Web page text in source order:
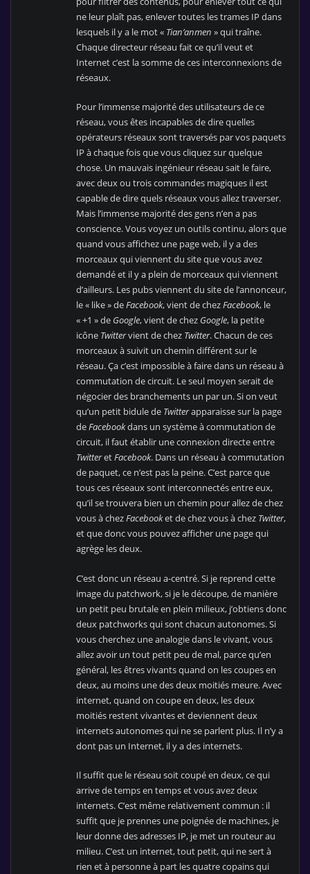
ne leur plaît pas, enlever toutes les trames IP dans
lesquels il y a le mot « Tian’anmen » qui traîne.
Chaque directeur réseau fait ce qu’il veut et
Internet c’est la somme de ces interconnexions de
réseaux.
Pour l’immense majorité des utilisateurs de ce
réseau, vous êtes incapables de dire quelles
opérateurs réseaux sont traversés par vos paquets
IP à chaque fois que vous cliquez sur quelque
chose. Un mauvais ingénieur réseau sait le faire,
avec deux ou trois commandes magiques il est
capable de dire quels réseaux vous allez traverser.
Mais l’immense majorité des gens n’en a pas
conscience. Vous voyez un outils continu, alors que
quand vous affichez une page web, il y a des
morceaux qui viennent du site que vous avez
demandé et il y a plein de morceaux qui viennent
d’ailleurs. Les pubs viennent du site de l’annonceur,
le « like » deFacebook, vient de chezFacebook, le
« +1 » de Google, vient de chez Google, la petite
icône Twittervient de chez Twitter. Chacun de ces
morceaux à suivit un chemin différent sur le
réseau. Ça c’est impossible à faire dans un réseau à
commutation de circuit. Le seul moyen serait de
négocier des branchements un par un. Si on veut
qu’un petit bidule de Twitterapparaisse sur la page
deFacebookdans un système à commutation de
circuit, il faut établir une connexion directe entre
TwitteretFacebook. Dans un réseau à commutation
de paquet, ce n’est pas la peine. C’est parce que
tous ces réseaux sont interconnectés entre eux,
qu’il se trouvera bien un chemin pour allez de chez
vous à chezFacebooket de chez vous à chez Twitter,
et que donc vous pouvez afficher une page qui
agrège les deux.
C’est donc un réseau a-centré. Si je reprend cette
image du patchwork, si je le découpe, de manière
un petit peu brutale en plein milieux, j’obtiens donc
deux patchworks qui sont chacun autonomes. Si
vous cherchez une analogie dans le vivant, vous
allez avoir un tout petit peu de mal, parce qu’en
général, les êtres vivants quand on les coupes en
deux, au moins une des deux moitiés meure. Avec
internet, quand on coupe en deux, les deux
moitiés restent vivantes et deviennent deux
internets autonomes qui ne se parlent plus. Il n’y a
dont pas un Internet, il y a des internets.
Il suffit que le réseau soit coupé en deux, ce qui
arrive de temps en temps et vous avez deux
internets. C’est même relativement commun : il
suffit que je prennes une poignée de machines, je
leur donne des adresses IP, je met un routeur au
milieu. C’est un internet, tout petit, qui ne sert à
rien et à personne à part les quatre copains qui